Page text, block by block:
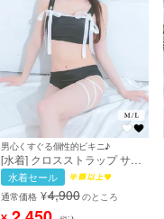
男心くすぐる個性的ビキニ♪
[水着] クロスストラップ サテ
ンリボン パイピング ビスチェ
ヘルシー ギャル ビキニ 黒 ブ
ラック Lサイズあり 大きいサ
イズ (雨宮由乙花着用)［tk-
水着セール
通常価格 ¥4,900のところ